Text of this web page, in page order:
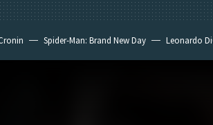
Spider-Man: Brand New Day Leonardo